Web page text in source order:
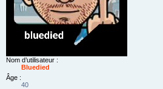
Nom d’utilisateur :
Bluedied
Âge :
40